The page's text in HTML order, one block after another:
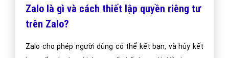
Zalo là gì và cách thiết lập quyền riêng tư
trên Zalo?
Zalo cho phép người dùng có thể kết bạn, và hủy kết